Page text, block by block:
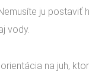
ju
aj vody.
na juh,